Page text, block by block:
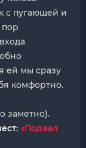
с пугающей и
ей мы сразу
комфортно.
заметно).
«Подвал